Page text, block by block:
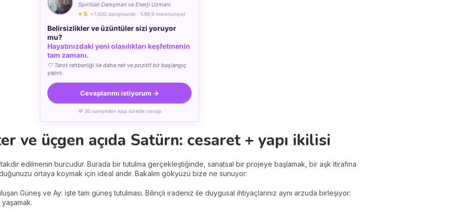
Spiritüel Danışman ve Enerji Uzmanı
⭐ 5· +7.500 danışmanlık · %99,9 memnuniyet
Belirsizlikler ve üzüntüler sizi yoruyor
mu?
Hayatınızdaki yeni olasılıkları keşfetmenin
tam zamanı.
🤍 Tarot rehberliği ile daha net ve pozitif bir başlangıç
yapın.
Cevaplarımı istiyorum →
💬 30 saniyeden kısa sürede cevap
ve üçgen açıda Satürn: cesaret + yapı ikilisi
takdir edilmenin burcudur. Burada bir tutulma gerçekleştiğinde, sanatsal bir projeye başlamak, bir aşk itirafına
ortaya koymak için ideal andır. Bakalım gökyüzü bize ne sunuyor:
Güneş ve Ay: işte tam güneş tutulması. Bilinçli iradeniz ile duygusal ihtiyaçlarınız aynı arzuda birleşiyor: